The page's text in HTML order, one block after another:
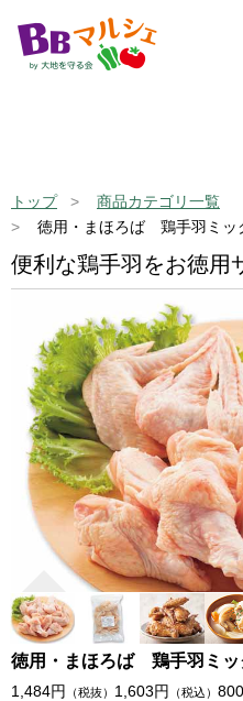
トップ
商品カテゴリ一覧
徳用・まほろば 鶏手羽ミッ
便利な鶏手羽をお徳用
徳用・まほろば 鶏手羽ミッ
1,484円 （税抜） 1,603円 （税込）